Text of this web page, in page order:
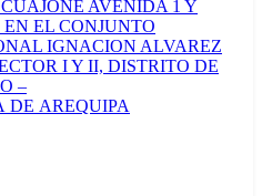
AVENIDA 1 Y
EL CONJUNTO
IGNACION ALVAREZ
I Y II, DISTRITO DE
–
DE AREQUIPA